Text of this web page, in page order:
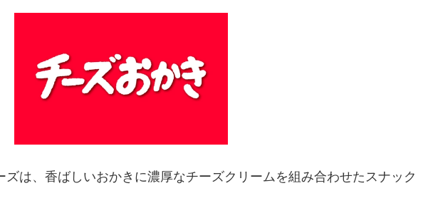
ズは、香ばしいおかきに濃厚なチーズクリームを組み合わせたスナック